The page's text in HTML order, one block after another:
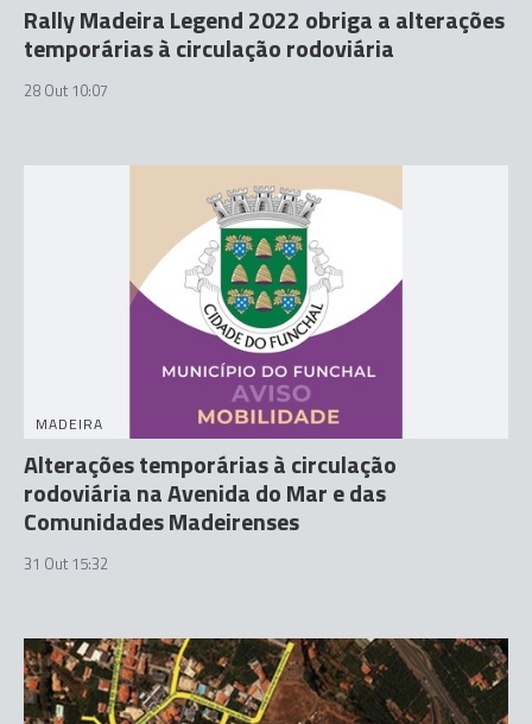
Rally Madeira Legend 2022 obriga a alterações
temporárias à circulação rodoviária
28 Out 10:07
MADEIRA
Alterações temporárias à circulação
rodoviária na Avenida do Mar e das
Comunidades Madeirenses
31 Out 15:32